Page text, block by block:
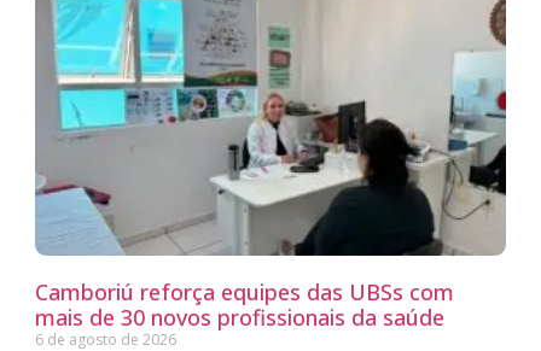
Camboriú reforça equipes das UBSs com
mais de 30 novos profissionais da saúde
6 de agosto de 2026